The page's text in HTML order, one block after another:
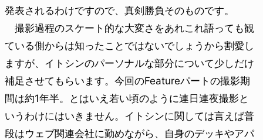
発表されるわけですので、真剣勝負そのものです。
撮影過程のスケート的な大変さをあれこれ語っても観
ている側からは知ったことではないでしょうから割愛し
ますが、イトシンのパーソナルな部分について少しだけ
補足させてもらいます。今回のFeatureパートの撮影期
間は約1年半。とはいえ若い頃のように連日連夜撮影と
いうわけにはいきません。イトシンに関しては言えば普
段はウェブ関連会社に勤めながら、自身のデッキやアパ